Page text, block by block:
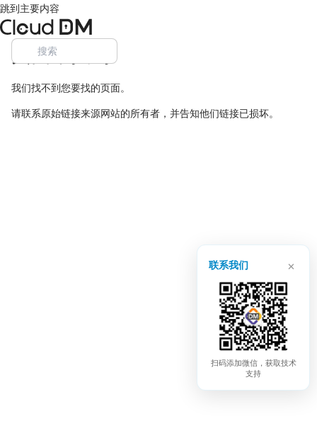
跳到主要内容
页面未找到
我们找不到您要找的页面。
请联系原始链接来源网站的所有者，并告知他们链接已损坏。
联系我们 ×
扫码添加微信，获取技术
支持